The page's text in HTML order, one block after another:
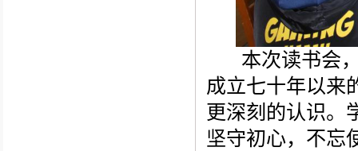
本次读书会
成立七十年以来
更深刻的认识。
坚守初心，不忘